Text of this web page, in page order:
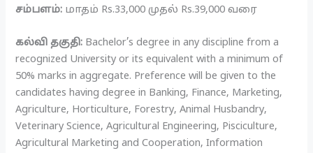
சம்பளம்: மாதம் Rs.33,000 முதல் Rs.39,000 வரை
கல்வி தகுதி: Bachelor’s degree in any discipline from a
recognized University or its equivalent with a minimum of
50% marks in aggregate. Preference will be given to the
candidates having degree in Banking, Finance, Marketing,
Agriculture, Horticulture, Forestry, Animal Husbandry,
Veterinary Science, Agricultural Engineering, Pisciculture,
Agricultural Marketing and Cooperation, Information